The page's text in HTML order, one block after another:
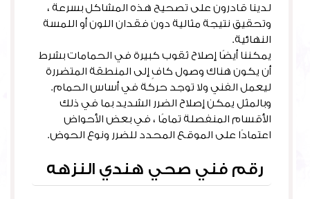
لدينا قادرون على تصحيح هذه المشاكل بسرعة ،
وتحقيق نتيجة مثالية دون فقدان اللون أو اللمسة
النهائية.
يمكننا أيضًا إصلاح ثقوب كبيرة في الحمامات بشرط
أن يكون هناك وصول كافٍ إلى المنطقة المتضررة
ليعمل الفني ولا توجد حركة في أساس الحمام.
وبالمثل يمكن إصلاح الضرر الشديد بما في ذلك
الأقسام المنفصلة تمامًا ، في بعض الأحواض
اعتمادًا على الموقع المحدد للضرر ونوع الحوض.
رقم فني صحي هندي النزهه